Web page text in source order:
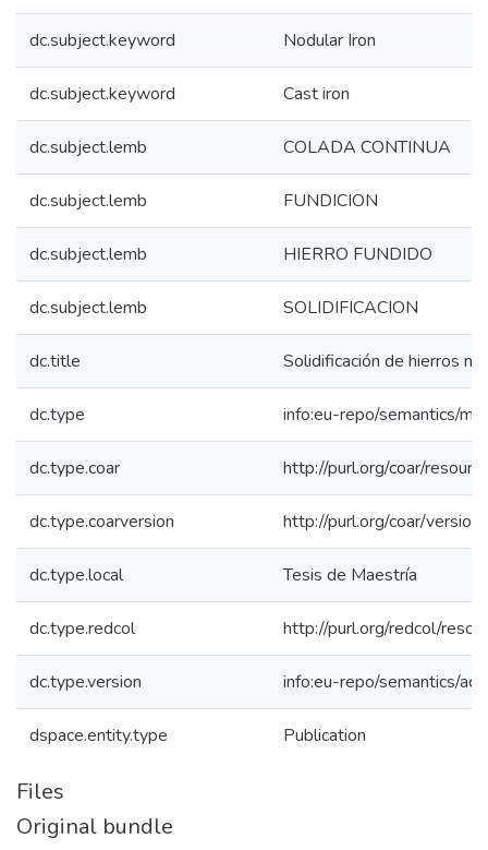
dc.subject.keyword Nodular Iron
dc.subject.keyword Cast iron
dc.subject.lemb COLADA CONTINUA
dc.subject.lemb FUNDICION
dc.subject.lemb HIERRO FUNDIDO
dc.subject.lemb SOLIDIFICACION
dc.title Solidificación de hierros
dc.type info:eu-repo/semantics/
dc.type.coar http://purl.org/coar/
dc.type.coarversion http://purl.org/coar/
dc.type.local Tesis de Maestría
dc.type.redcol http://purl.org/redcol/
dc.type.version info:eu-repo/semantics/
dspace.entity.type Publication
Files
Original bundle